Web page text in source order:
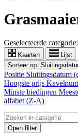
Geselecteerde categorie:
Kaarten
Lijst
Sorteer op:
Positie Sluitingsdatum
Hoogste prijs
Minste biedingen
alfabet (Z-A)
Open filter